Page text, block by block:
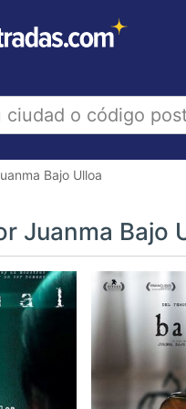
Bajo Ulloa
Juanma Bajo